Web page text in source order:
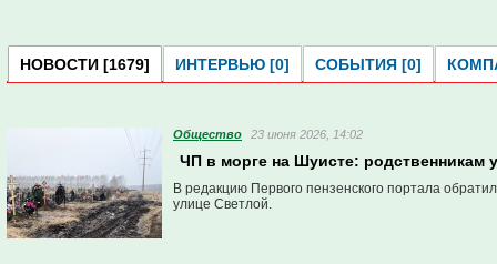
НОВОСТИ [1679] ИНТЕРВЬЮ [0] СОБЫТИЯ [0]
Общество 23 июня 2026, 14:02
ЧП в морге на Шуисте: родственникам
В редакцию Первого пензенского портала
улице Светлой.